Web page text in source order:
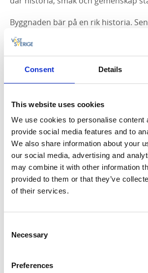
Consent Details
This website uses cookies
We use cookies to personalise content
provide social media features and to
We also share information about your
our social media, advertising and
may combine it with other information
provided to them or that they’ve
of their services.
Selection
Necessary
Preferences
Byggnaden bär på en rik historia.
denna byggnaden varit en kafé och
bevara dess historia.
Idag har platsen åter fått liv av
möter nytänkande.
Hos oss är det hembakat lagad mat
utvalda råvaror som gäller. Allt
och kärlek, med ambitionen att alltid
kvalitet och äkta smaker. Oavsett
en kopp nybryggt kaffe, en nybakad
vällagad lunch vill vi servera något
och berör.
Mellby Café är mer än bara en plats
besökare för att umgås, samtala och